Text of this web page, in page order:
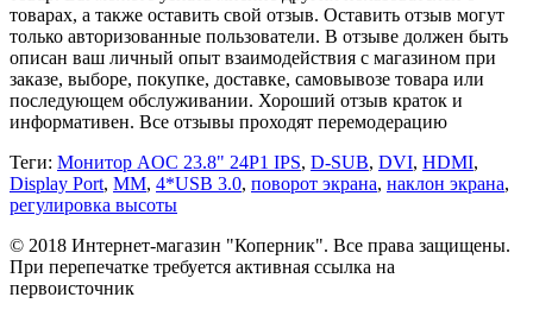
товарах, а также оставить свой отзыв. Оставить отзыв могут
только авторизованные пользователи. В отзыве должен быть
описан ваш личный опыт взаимодействия с магазином при
заказе, выборе, покупке, доставке, самовывозе товара или
последующем обслуживании. Хороший отзыв краток и
информативен. Все отзывы проходят перемодерацию
Теги: Монитор AOC 23.8" 24P1 IPS, D-SUB, DVI, HDMI,
Display Port, MM, 4*USB 3.0, поворот экрана, наклон экрана,
регулировка высоты
© 2018 Интернет-магазин "Коперник". Все права защищены.
При перепечатке требуется активная ссылка на
первоисточник